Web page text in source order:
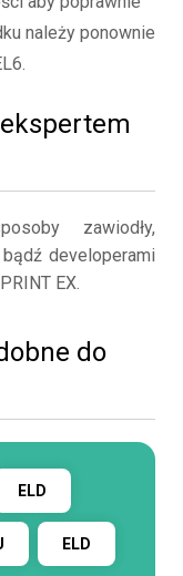
należy ponownie
zawiodły,
developerami
EX.
do
ELD
ELD